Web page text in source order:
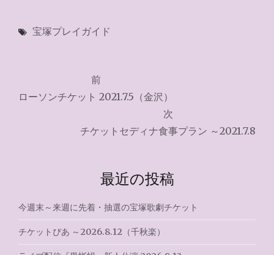
宝塚プレイガイド
稿
シ
ョ
前
ローソンチケット 2021.7.5（金沢）
次
チケットセディナ食事プラン ～2021.7.8
最近の投稿
今週末～来週に先着・抽選の宝塚歌劇チケット
チケットぴあ ～2026.8.12（千秋楽）